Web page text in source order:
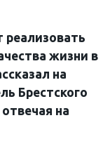
реализовать
жизни в
на
Брестского
на